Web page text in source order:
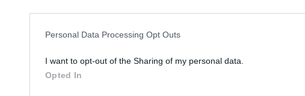
Personal Data Processing Opt Outs
I want to opt-out of the Sharing of my personal data.
Opted In